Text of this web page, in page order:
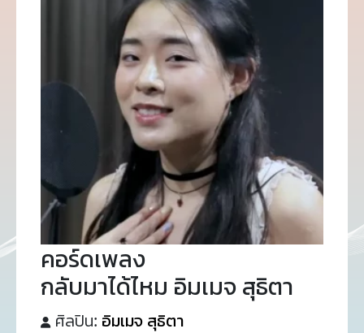
คอร์ดเพลง
กลับมาได้ไหม อิมเมจ สุธิตา
ศิลปิน: อิมเมจ สุธิตา